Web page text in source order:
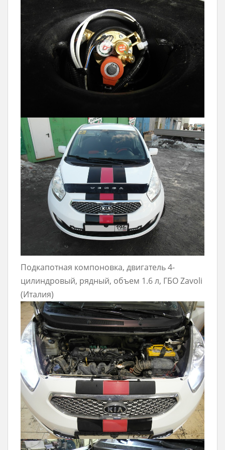
Подкапотная компоновка, двигатель 4-
цилиндровый, рядный, объем 1.6 л, ГБО Zavoli
(Италия)